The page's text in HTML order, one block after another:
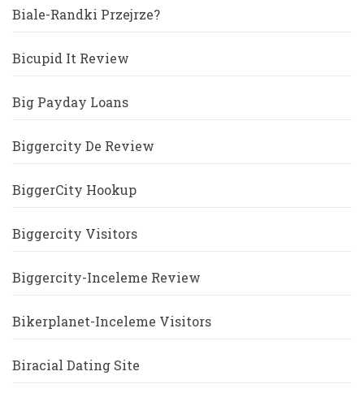
Biale-Randki Przejrze?
Bicupid It Review
Big Payday Loans
Biggercity De Review
BiggerCity Hookup
Biggercity Visitors
Biggercity-Inceleme Review
Bikerplanet-Inceleme Visitors
Biracial Dating Site